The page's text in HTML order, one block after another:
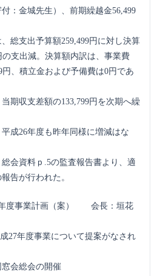
付：金城先生）、前期繰越金56,499
総支出予算額259,499円に対し決算
の支出減。決算額内訳は、事業費
円、積立金および予備費は0円であ
期収支差額の133,799円を次期へ繰
成26年度も昨年同様に増減はな
総会資料ｐ.5の監査報告書より、適
告が行われた。
度事業計画（案） 会長：垣花
27年度事業について提案がなされ
会総会の開催